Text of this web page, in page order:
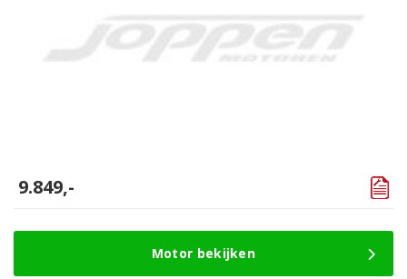
9.849,-
Motor bekijken